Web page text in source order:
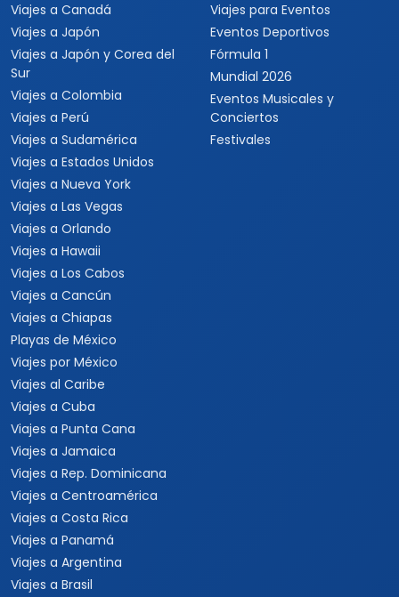
Viajes a Canadá
Viajes a Japón
Viajes a Japón y Corea del
Sur
Viajes a Colombia
Viajes a Perú
Viajes a Sudamérica
Viajes a Estados Unidos
Viajes a Nueva York
Viajes a Las Vegas
Viajes a Orlando
Viajes a Hawaii
Viajes a Los Cabos
Viajes a Cancún
Viajes a Chiapas
Playas de México
Viajes por México
Viajes al Caribe
Viajes a Cuba
Viajes a Punta Cana
Viajes a Jamaica
Viajes a Rep. Dominicana
Viajes a Centroamérica
Viajes a Costa Rica
Viajes a Panamá
Viajes a Argentina
Viajes a Brasil
Viajes para Eventos
Eventos Deportivos
Fórmula 1
Mundial 2026
Eventos Musicales y
Conciertos
Festivales